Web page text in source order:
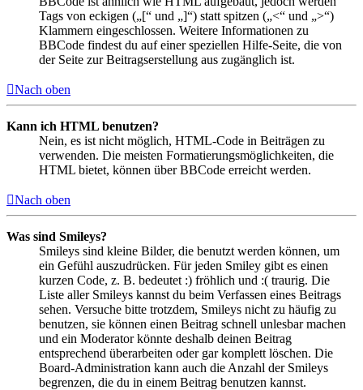
Tags von eckigen („[“ und „]“) statt spitzen („<“ und „>“)
Klammern eingeschlossen. Weitere Informationen zu
BBCode findest du auf einer speziellen Hilfe-Seite, die von
der Seite zur Beitragserstellung aus zugänglich ist.
Nach oben
Kann ich HTML benutzen?
Nein, es ist nicht möglich, HTML-Code in Beiträgen zu
verwenden. Die meisten Formatierungsmöglichkeiten, die
HTML bietet, können über BBCode erreicht werden.
Nach oben
Was sind Smileys?
Smileys sind kleine Bilder, die benutzt werden können, um
ein Gefühl auszudrücken. Für jeden Smiley gibt es einen
kurzen Code, z. B. bedeutet :) fröhlich und :( traurig. Die
Liste aller Smileys kannst du beim Verfassen eines Beitrags
sehen. Versuche bitte trotzdem, Smileys nicht zu häufig zu
benutzen, sie können einen Beitrag schnell unlesbar machen
und ein Moderator könnte deshalb deinen Beitrag
entsprechend überarbeiten oder gar komplett löschen. Die
Board-Administration kann auch die Anzahl der Smileys
begrenzen, die du in einem Beitrag benutzen kannst.